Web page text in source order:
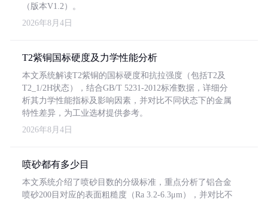
（版本V1.2）。
2026年8月4日
T2紫铜国标硬度及力学性能分析
本文系统解读T2紫铜的国标硬度和抗拉强度（包括T2及
T2_1/2H状态），结合GB/T 5231-2012标准数据，详细分
析其力学性能指标及影响因素，并对比不同状态下的金属
特性差异，为工业选材提供参考。
2026年8月4日
喷砂都有多少目
本文系统介绍了喷砂目数的分级标准，重点分析了铝合金
喷砂200目对应的表面粗糙度（Ra 3.2-6.3μm），并对比不